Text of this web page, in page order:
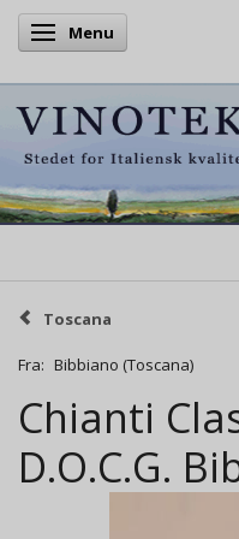
Skifte navigation
Menu
Toscana
Fra: Bibbiano (Toscana)
Chianti
D.O.C.G.